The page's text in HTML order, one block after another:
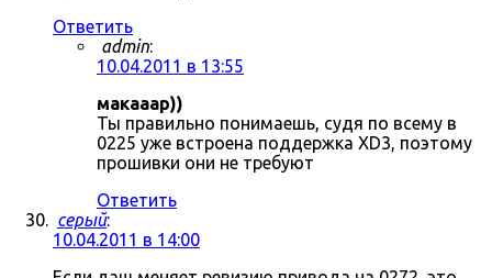
Ответить
admin:
10.04.2011 в 13:55
макааар))
Ты правильно понимаешь, судя по всему в
0225 уже встроена поддержка XD3, поэтому
прошивки они не требуют
Ответить
серый:
10.04.2011 в 14:00